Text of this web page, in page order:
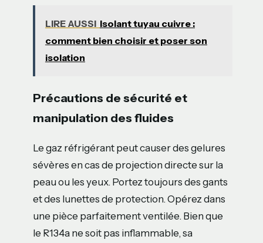
LIRE AUSSI Isolant tuyau cuivre :
comment bien choisir et poser son
isolation
Précautions de sécurité et
manipulation des fluides
Le gaz réfrigérant peut causer des gelures
sévères en cas de projection directe sur la
peau ou les yeux. Portez toujours des gants
et des lunettes de protection. Opérez dans
une pièce parfaitement ventilée. Bien que
le R134a ne soit pas inflammable, sa